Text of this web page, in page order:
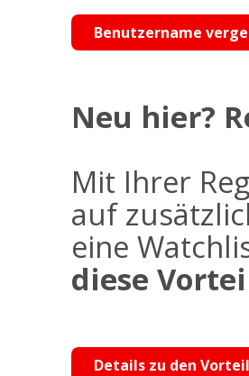
Benutzername
Neu hier?
Mit Ihrer
auf
eine
diese
Details zu den